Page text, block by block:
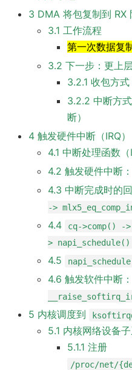
3 DMA 将包复制到
3.1 工作流程
第一次数据复
3.2 下一步：更上
3.2.1 收包方
3.2.2 中断方
断）
4 触发硬件中断（IRQ）
4.1 中断处理函数
4.2 触发硬件中断：
4.3 中断完成时的回
->
4.4
cq->comp() -
> napi_schedule()
4.5
4.6 触发软件中断：
5 内核调度到
5.1 内核网络设备
5.1.1 注册
/proc/net/